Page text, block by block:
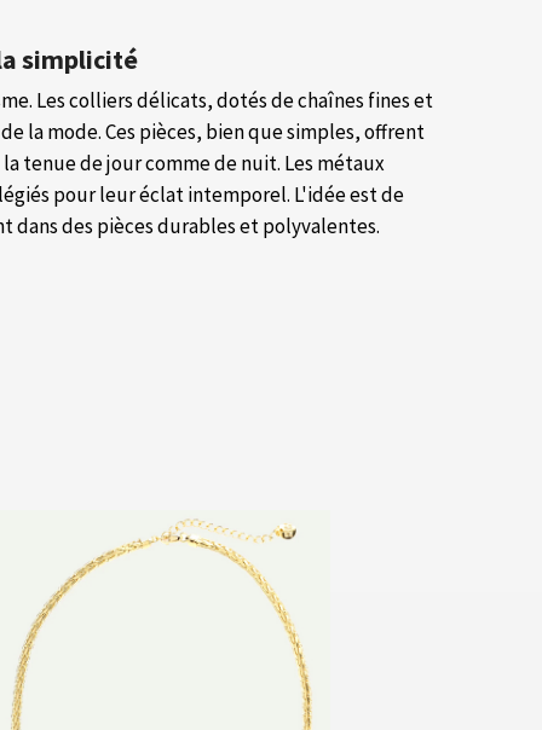
simplicité
Les colliers délicats, dotés de chaînes fines et
la mode. Ces pièces, bien que simples, offrent
tenue de jour comme de nuit. Les métaux
pour leur éclat intemporel. L'idée est de
des pièces durables et polyvalentes.